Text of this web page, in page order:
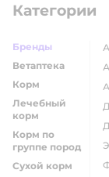
Категории
Бренды
Ветаптека
Корм
Лечебный
корм
Корм по
группе пород
Сухой корм